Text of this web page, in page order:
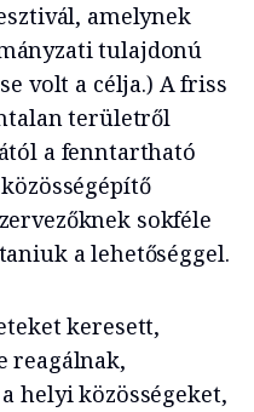
amelynek
tulajdonú
volt a célja.) A friss
területről
a fenntartható
sokféle
a lehetőséggel.
keresett,
reagálnak,
helyi közösségeket,